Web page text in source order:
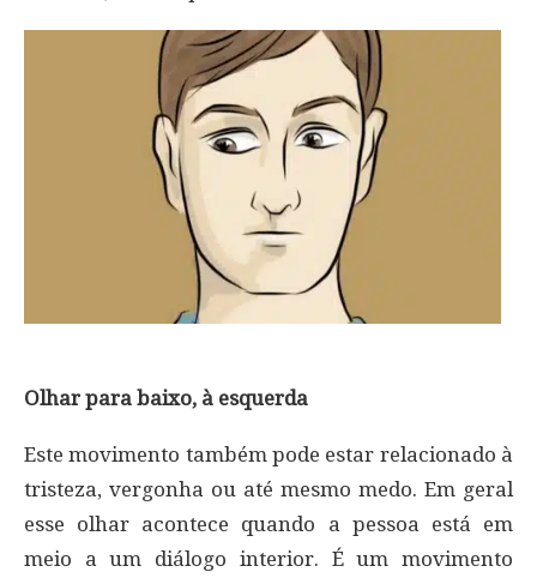
Olhar para baixo, à esquerda
Este movimento também pode estar relacionado à
tristeza, vergonha ou até mesmo medo. Em geral
esse olhar acontece quando a pessoa está em
meio a um diálogo interior. É um movimento